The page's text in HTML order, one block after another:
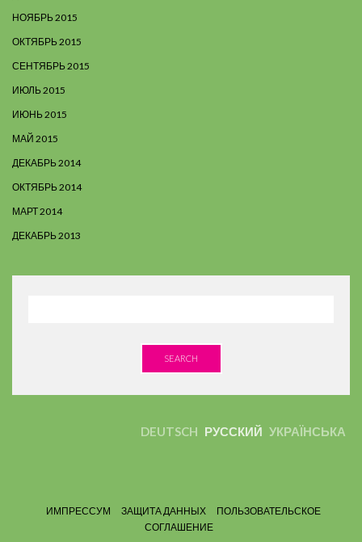
НОЯБРЬ 2015
ОКТЯБРЬ 2015
СЕНТЯБРЬ 2015
ИЮЛЬ 2015
ИЮНЬ 2015
МАЙ 2015
ДЕКАБРЬ 2014
ОКТЯБРЬ 2014
МАРТ 2014
ДЕКАБРЬ 2013
SEARCH
DEUTSCH РУССКИЙ УКРАЇНСЬКА
ИМПРЕССУМ ЗАЩИТА ДАННЫХ
ПОЛЬЗОВАТЕЛЬСКОЕ
СОГЛАШЕНИЕ